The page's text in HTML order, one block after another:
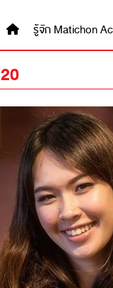
รู้จัก Matichon